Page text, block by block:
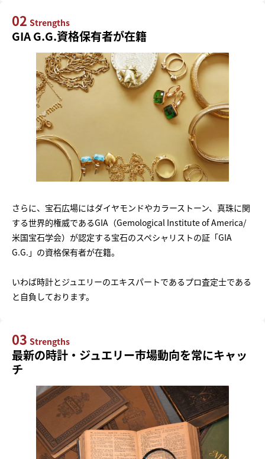
02 Strengths
GIA G.G.資格保有者が在籍
さらに、宝石広場にはダイヤモンドやカラーストーン、真珠に関
する世界的権威であるGIA（Gemological Institute of America/
米国宝石学会）が認定する宝石のスペシャリストの証「GIA
G.G.」の資格保有者が在籍。
いわば時計とジュエリーのエキスパートであるプロ査定士である
と自負しております。
03 Strengths
最新の時計・ジュエリー市場動向を常にキャッ
チ